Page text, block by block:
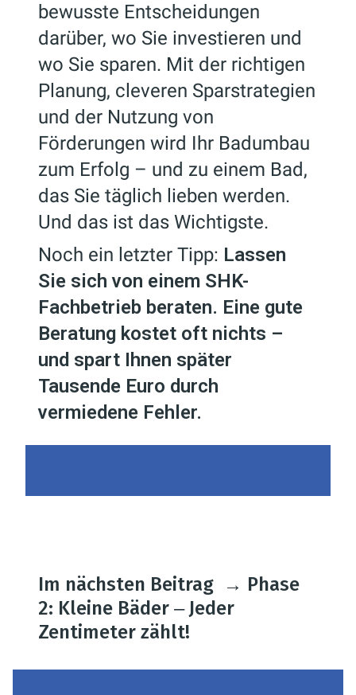
bewusste Entscheidungen
darüber, wo Sie investieren und
wo Sie sparen. Mit der richtigen
Planung, cleveren Sparstrategien
und der Nutzung von
Förderungen wird Ihr Badumbau
zum Erfolg – und zu einem Bad,
das Sie täglich lieben werden.
Und das ist das Wichtigste.
Noch ein letzter Tipp: Lassen
Sie sich von einem SHK-
Fachbetrieb beraten. Eine gute
Beratung kostet oft nichts –
und spart Ihnen später
Tausende Euro durch
vermiedene Fehler.
Im nächsten Beitrag → Phase
2: Kleine Bäder ‒ Jeder
Zentimeter zählt!